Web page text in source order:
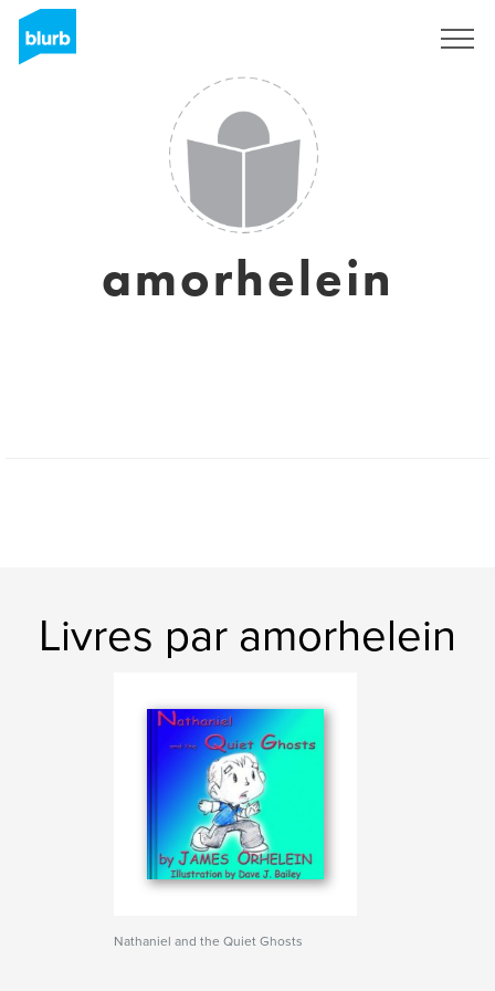
amorhelein
Livres par amorhelein
Nathaniel and the Quiet Ghosts